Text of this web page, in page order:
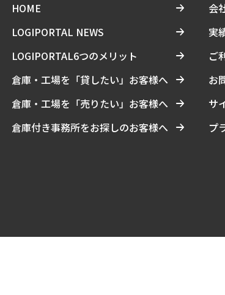
HOME
LOGIPORTAL NEWS
LOGIPORTAL6つのメリット
倉庫・工場を「貸したい」お客様へ
倉庫・工場を「売りたい」お客様へ
倉庫付き事務所をお探しのお客様へ
会
実
ご
お
サ
プ